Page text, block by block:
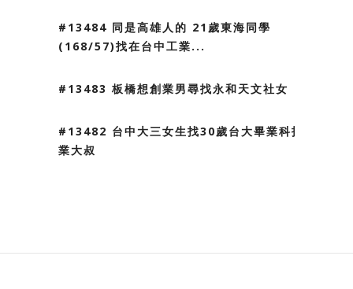
#13484 同是高雄人的 21歲東海同學
(168/57)找在台中工業...
#13483 板橋想創業男尋找永和天文社女
#13482 台中大三女生找30歲台大畢業科技
業大叔